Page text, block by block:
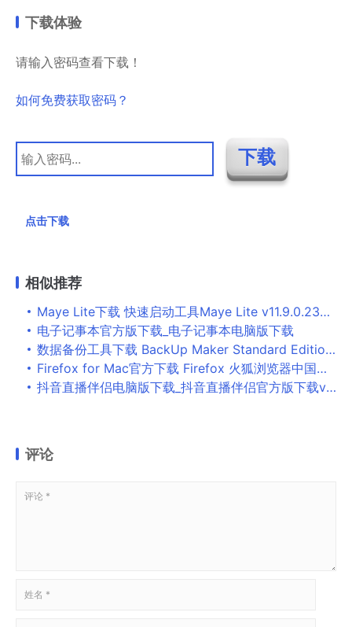
下载体验
请输入密码查看下载！
如何免费获取密码？
点击下载
相似推荐
Maye Lite下载 快速启动工具Maye Lite v11.9.0.230701 官方免装版
电子记事本官方版下载_电子记事本电脑版下载
数据备份工具下载 BackUp Maker Standard Edition(数据备份工具) v8.000 官方安装版
Firefox for Mac官方下载 Firefox 火狐浏览器中国版 for Mac V49.0.2 苹果电脑版
抖音直播伴侣电脑版下载_抖音直播伴侣官方版下载v2.6.1 正式版
评论